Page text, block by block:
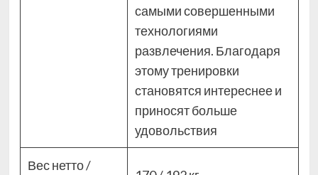
самыми совершенными
технологиями
развлечения. Благодаря
этому тренировки
становятся интереснее и
приносят больше
удовольствия
Вес нетто /